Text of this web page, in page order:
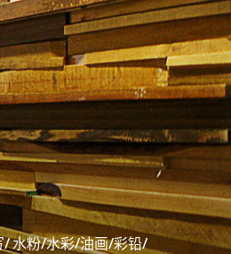
/ 水粉/水彩/油画/彩铅/